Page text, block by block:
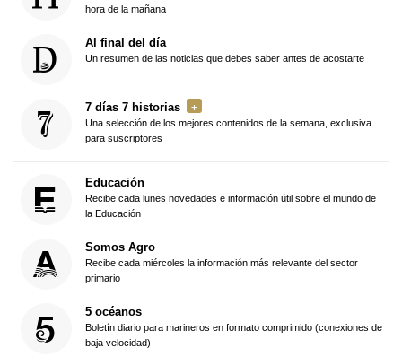
hora de la mañana
Al final del día
Un resumen de las noticias que debes saber antes de acostarte
7 días 7 historias
Una selección de los mejores contenidos de la semana, exclusiva
para suscriptores
Educación
Recibe cada lunes novedades e información útil sobre el mundo de
la Educación
Somos Agro
Recibe cada miércoles la información más relevante del sector
primario
5 océanos
Boletín diario para marineros en formato comprimido (conexiones de
baja velocidad)